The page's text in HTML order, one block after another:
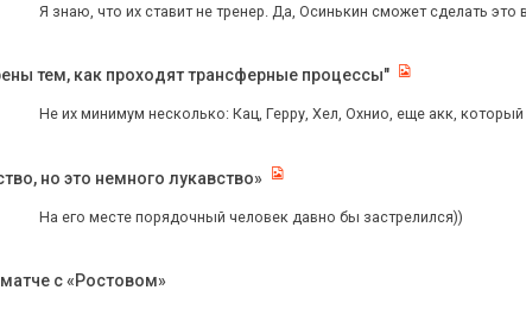
Я знаю, что их ставит не тренер. Да, Осинькин сможет сделать это
тем, как проходят трансферные процессы"
Не их минимум несколько: Кац, Герру, Хел, Охнио, еще акк,
но это немного лукавство»
На его месте порядочный человек давно бы застрелился))
с «Ростовом»